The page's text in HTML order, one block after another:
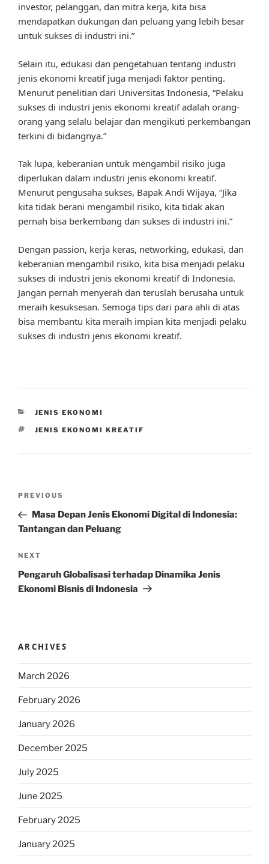
investor, pelanggan, dan mitra kerja, kita bisa
mendapatkan dukungan dan peluang yang lebih besar
untuk sukses di industri ini.”
Selain itu, edukasi dan pengetahuan tentang industri
jenis ekonomi kreatif juga menjadi faktor penting.
Menurut penelitian dari Universitas Indonesia, “Pelaku
sukses di industri jenis ekonomi kreatif adalah orang-
orang yang selalu belajar dan mengikuti perkembangan
terkini di bidangnya.”
Tak lupa, keberanian untuk mengambil risiko juga
diperlukan dalam industri jenis ekonomi kreatif.
Menurut pengusaha sukses, Bapak Andi Wijaya, “Jika
kita tidak berani mengambil risiko, kita tidak akan
pernah bisa berkembang dan sukses di industri ini.”
Dengan passion, kerja keras, networking, edukasi, dan
keberanian mengambil risiko, kita bisa menjadi pelaku
sukses di industri jenis ekonomi kreatif di Indonesia.
Jangan pernah menyerah dan teruslah berusaha untuk
meraih kesuksesan. Semoga tips dari para ahli di atas
bisa membantu kita meraih impian kita menjadi pelaku
sukses di industri jenis ekonomi kreatif.
CATEGORIES
JENIS EKONOMI
TAGS
JENIS EKONOMI KREATIF
Previous
Post
PREVIOUS
Masa Depan Jenis Ekonomi Digital di Indonesia:
Tantangan dan Peluang
Next
Post
NEXT
Pengaruh Globalisasi terhadap Dinamika Jenis
Ekonomi Bisnis di Indonesia
ARCHIVES
March 2026
February 2026
January 2026
December 2025
July 2025
June 2025
February 2025
January 2025